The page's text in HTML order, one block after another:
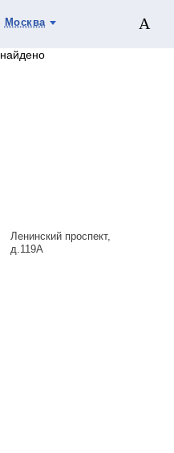
Москва
Ленинский проспект,
д.119А